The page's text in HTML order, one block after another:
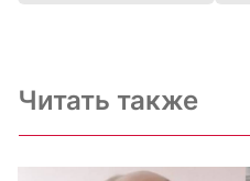
Читать также